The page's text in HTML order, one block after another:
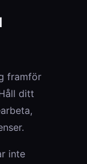
framför
ditt
inte